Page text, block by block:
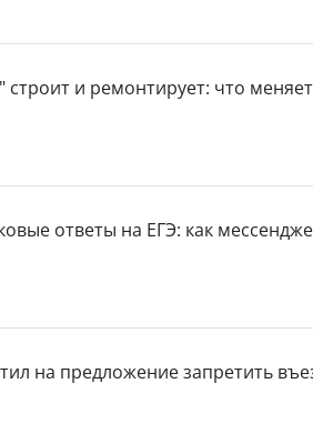
строит и ремонтирует: что
ответы на ЕГЭ: как
на предложение запретить